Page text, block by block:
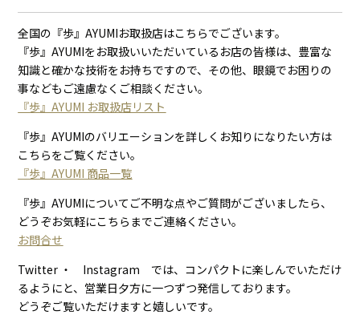
全国の『歩』AYUMIお取扱店はこちらでございます。
『歩』AYUMIをお取扱いいただいているお店の皆様は、豊富な
知識と確かな技術をお持ちですので、その他、眼鏡でお困りの
事などもご遠慮なくご相談ください。
『歩』AYUMI お取扱店リスト
『歩』AYUMIのバリエーションを詳しくお知りになりたい方は
こちらをご覧ください。
『歩』AYUMI 商品一覧
『歩』AYUMIについてご不明な点やご質問がございましたら、
どうぞお気軽にこちらまでご連絡ください。
お問合せ
Twitter ・ Instagram では、コンパクトに楽しんでいただけ
るようにと、営業日夕方に一つずつ発信しております。
どうぞご覧いただけますと嬉しいです。